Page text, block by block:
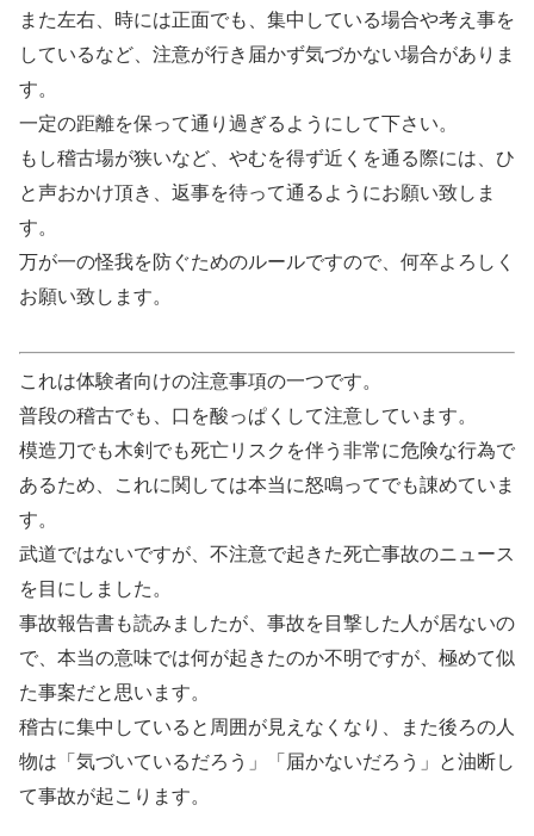
また左右、時には正面でも、集中している場合や考え事を
しているなど、注意が行き届かず気づかない場合がありま
す。
一定の距離を保って通り過ぎるようにして下さい。
もし稽古場が狭いなど、やむを得ず近くを通る際には、ひ
と声おかけ頂き、返事を待って通るようにお願い致しま
す。
万が一の怪我を防ぐためのルールですので、何卒よろしく
お願い致します。
これは体験者向けの注意事項の一つです。
普段の稽古でも、口を酸っぱくして注意しています。
模造刀でも木剣でも死亡リスクを伴う非常に危険な行為で
あるため、これに関しては本当に怒鳴ってでも諌めていま
す。
武道ではないですが、不注意で起きた死亡事故のニュース
を目にしました。
事故報告書も読みましたが、事故を目撃した人が居ないの
で、本当の意味では何が起きたのか不明ですが、極めて似
た事案だと思います。
稽古に集中していると周囲が見えなくなり、また後ろの人
物は「気づいているだろう」「届かないだろう」と油断し
て事故が起こります。